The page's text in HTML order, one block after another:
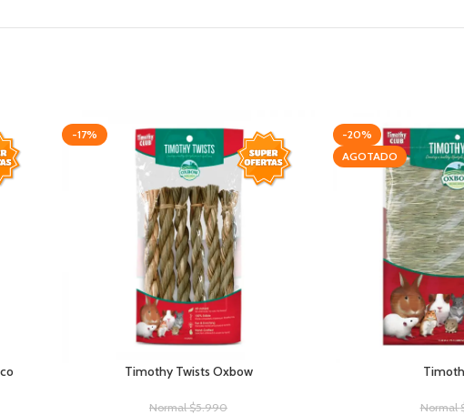
-17%
Timothy Twists Oxbow
Normal$5.990
-20%
AGOTADO
Normal